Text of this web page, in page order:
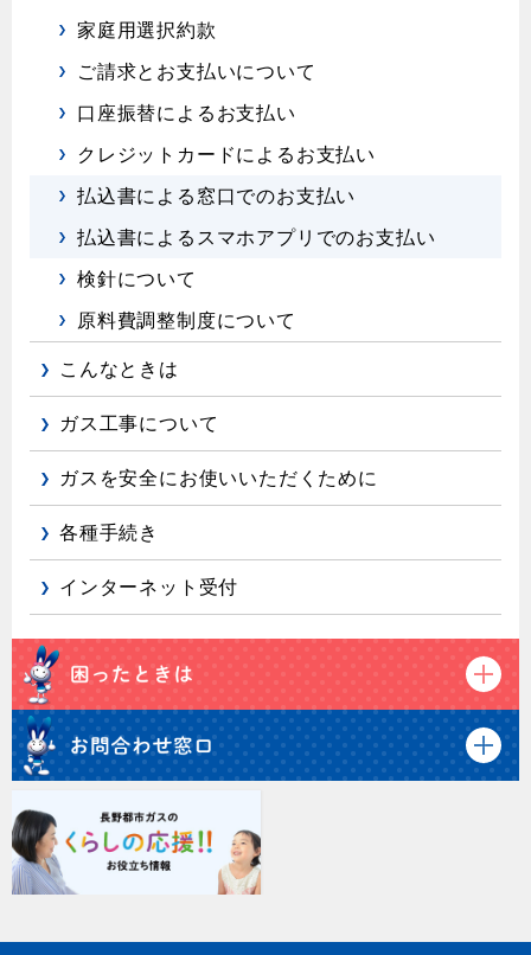
家庭用選択約款
ご請求とお支払いについて
口座振替によるお支払い
クレジットカードによるお支払い
払込書による窓口でのお支払い
払込書によるスマホアプリでのお支払い
検針について
原料費調整制度について
こんなときは
ガス工事について
ガスを安全にお使いいただくために
各種手続き
インターネット受付